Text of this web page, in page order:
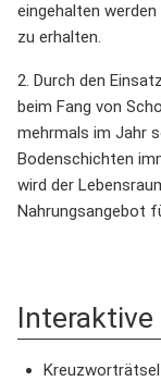
eingehalten
zu erhalten.
2. Durch den
beim Fang von
mehrmals im Jahr
Bodenschichten
wird der
Nahrungsangebot
Interaktive
Kreuzworträtsel